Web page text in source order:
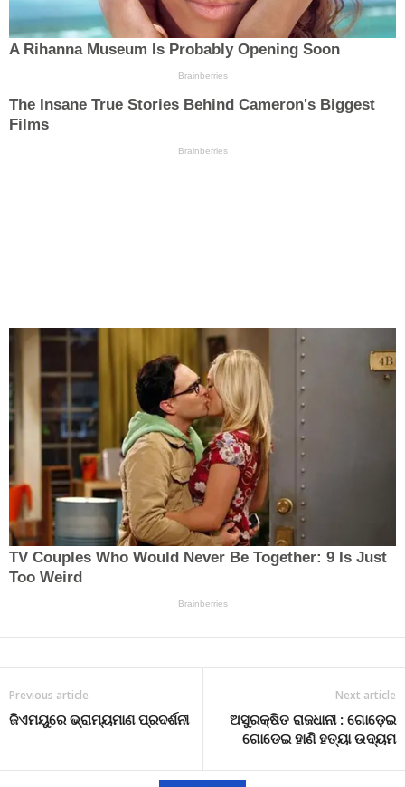
Previous article
ଜିଏମୟୁରେ ଭ୍ରାମ୍ୟମାଣ ପ୍ରଦର୍ଶନୀ
Next article
ଅସୁରକ୍ଷିତ ରାଜଧାନୀ : ଗୋଡ଼େଇ
ଗୋଡେଇ ହାଣି ହତ୍ୟା ଉଦ୍ୟମ